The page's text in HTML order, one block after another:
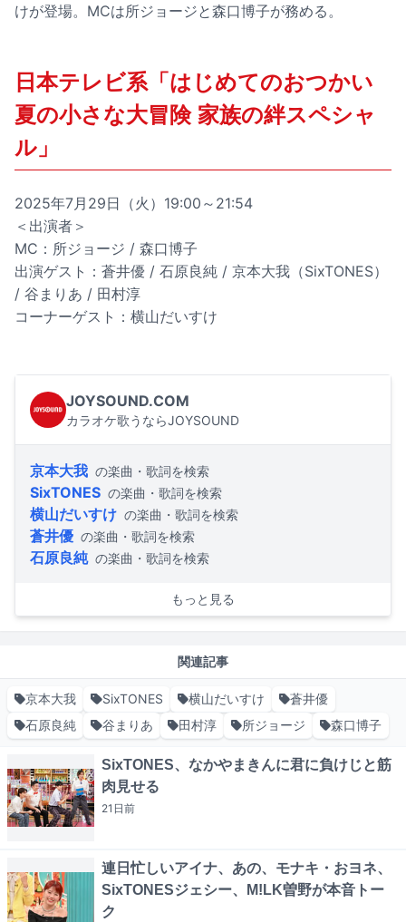
けが登場。MCは所ジョージと森口博子が務める。
日本テレビ系「はじめてのおつかい
夏の小さな大冒険 家族の絆スペシャ
ル」
2025年7月29日（火）19:00～21:54
＜出演者＞
MC：所ジョージ / 森口博子
出演ゲスト：蒼井優 / 石原良純 / 京本大我（SixTONES）
/ 谷まりあ / 田村淳
コーナーゲスト：横山だいすけ
JOYSOUND.COM
カラオケ歌うならJOYSOUND
京本大我 の楽曲・歌詞を検索
SixTONES の楽曲・歌詞を検索
横山だいすけ の楽曲・歌詞を検索
蒼井優 の楽曲・歌詞を検索
石原良純 の楽曲・歌詞を検索
もっと見る
関連記事
京本大我 SixTONES 横山だいすけ
蒼井優
石原良純
谷まりあ 田村淳 所ジョージ 森口博子
SixTONES、なかやまきんに君に負けじと筋
肉見せる
21日前
連日忙しいアイナ、あの、モナキ・おヨネ、
SixTONESジェシー、M!LK曽野が本音トー
ク